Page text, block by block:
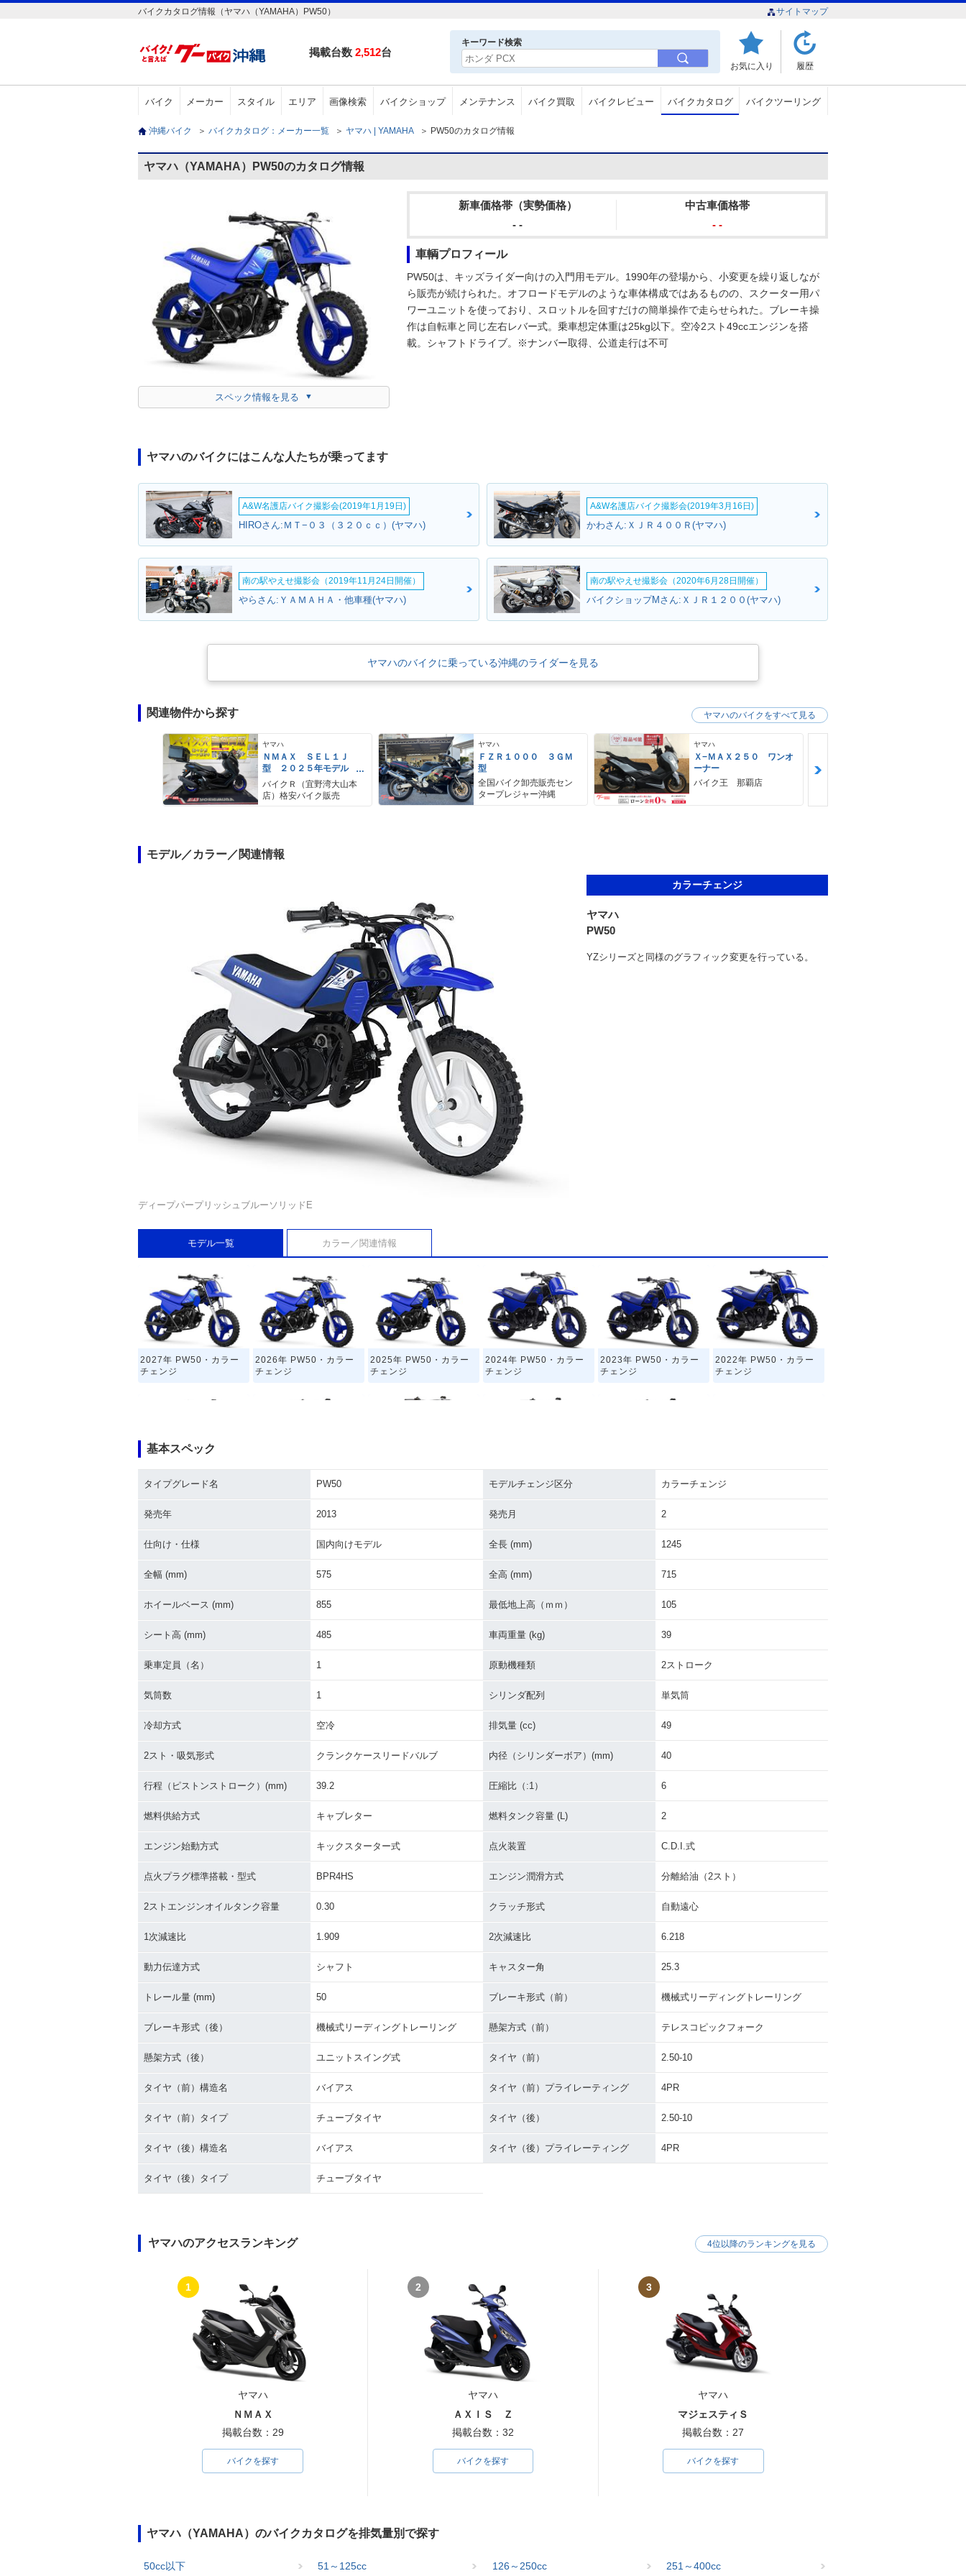
バイクカタログ情報（ヤマハ（YAMAHA）PW50） サイトマップ
掲載台数 2,512台
キーワード検索
お気に入り 履歴
バイク メーカー スタイル エリア 画像検索 バイクショップ メンテナンス バイク買取 バイクレビュー バイクカタログ バイクツーリング
沖縄バイク ＞ バイクカタログ：メーカー一覧 ＞ ヤマハ | YAMAHA ＞ PW50のカタログ情報
ヤマハ（YAMAHA）PW50のカタログ情報
スペック情報を見る
新車価格帯（実勢価格）
- -
中古車価格帯
- -
車輌プロフィール
PW50は、キッズライダー向けの入門用モデル。1990年の登場から、小変更を繰り返しなが
ら販売が続けられた。オフロードモデルのような車体構成ではあるものの、スクーター用パ
ワーユニットを使っており、スロットルを回すだけの簡単操作で走らせられた。ブレーキ操
作は自転車と同じ左右レバー式。乗車想定体重は25kg以下。空冷2スト49ccエンジンを搭
載。シャフトドライブ。※ナンバー取得、公道走行は不可
ヤマハのバイクにはこんな人たちが乗ってます
A&W名護店バイク撮影会(2019年1月19日)
HIROさん:ＭＴ−０３（３２０ｃｃ）(ヤマハ)
A&W名護店バイク撮影会(2019年3月16日)
かわさん:ＸＪＲ４００Ｒ(ヤマハ)
南の駅やえせ撮影会（2019年11月24日開催）
やらさん:ＹＡＭＡＨＡ・他車種(ヤマハ)
南の駅やえせ撮影会（2020年6月28日開催）
バイクショップMさん:ＸＪＲ１２００(ヤマハ)
ヤマハのバイクに乗っている沖縄のライダーを見る
関連物件から探す
ヤマハ
ＮＭＡＸ ＳＥＬ１Ｊ
型 ２０２５年モデル
ＡＢＳ キーレス リア
キャリア リアＢＯＸ
バイクＲ（宜野湾大山本
店）格安バイク販売
ヤマハ
ＦＺＲ１０００ ３ＧＭ
型
全国バイク卸売販売セン
タープレジャー沖縄
ヤマハ
Ｘ−ＭＡＸ２５０ ワンオ
ーナー
バイク王 那覇店
ヤマハのバイクをすべて見る
モデル／カラー／関連情報
ディープパープリッシュブルーソリッドE
カラーチェンジ
ヤマハ
PW50
YZシリーズと同様のグラフィック変更を行っている。
モデル一覧 カラー／関連情報
2027年 PW50・カラー
チェンジ
2026年 PW50・カラー
チェンジ
2025年 PW50・カラー
チェンジ
2024年 PW50・カラー
チェンジ
2023年 PW50・カラー
チェンジ
2022年 PW50・カラー
チェンジ
2021年 PW50・カラー
2020年 PW50・カラー
2018年 PW50・カラー
2017年 PW50・マイナ
2016年 PW50・カラー
チェンジ
チェンジ
2007年 PW50・カラー
チェンジ
2005年 PW50・カラー
チェンジ
2000年 PW50
1994年 PW50 1992年 PW50
基本スペック
タイプグレード名 PW50 モデルチェンジ区分 カラーチェンジ
発売年 2013 発売月 2
仕向け・仕様 国内向けモデル 全長 (mm) 1245
全幅 (mm) 575 全高 (mm) 715
ホイールベース (mm) 855 最低地上高（ｍｍ） 105
シート高 (mm) 485 車両重量 (kg) 39
乗車定員（名） 1 原動機種類 2ストローク
気筒数 1 シリンダ配列 単気筒
冷却方式 空冷 排気量 (cc) 49
2スト・吸気形式 クランクケースリードバルブ 内径（シリンダーボア）(mm) 40
行程（ピストンストローク）(mm) 39.2 圧縮比（:1） 6
燃料供給方式 キャブレター 燃料タンク容量 (L) 2
エンジン始動方式 キックスターター式 点火装置 C.D.I.式
点火プラグ標準搭載・型式 BPR4HS エンジン潤滑方式 分離給油（2スト）
2ストエンジンオイルタンク容量 0.30 クラッチ形式 自動遠心
1次減速比 1.909 2次減速比 6.218
動力伝達方式 シャフト キャスター角 25.3
トレール量 (mm) 50 ブレーキ形式（前） 機械式リーディングトレーリング
ブレーキ形式（後） 機械式リーディングトレーリング 懸架方式（前） テレスコピックフォーク
懸架方式（後） ユニットスイング式 タイヤ（前） 2.50-10
タイヤ（前）構造名 バイアス タイヤ（前）プライレーティング 4PR
タイヤ（前）タイプ チューブタイヤ タイヤ（後） 2.50-10
タイヤ（後）構造名 バイアス タイヤ（後）プライレーティング 4PR
タイヤ（後）タイプ チューブタイヤ
ヤマハのアクセスランキング
1
ヤマハ
ＮＭＡＸ
掲載台数：29
バイクを探す
2
ヤマハ
ＡＸＩＳ Ｚ
掲載台数：32
バイクを探す
3
ヤマハ
マジェスティＳ
掲載台数：27
バイクを探す
4位以降のランキングを見る
ヤマハ（YAMAHA）のバイクカタログを排気量別で探す
50cc以下 51～125cc 126～250cc 251～400cc